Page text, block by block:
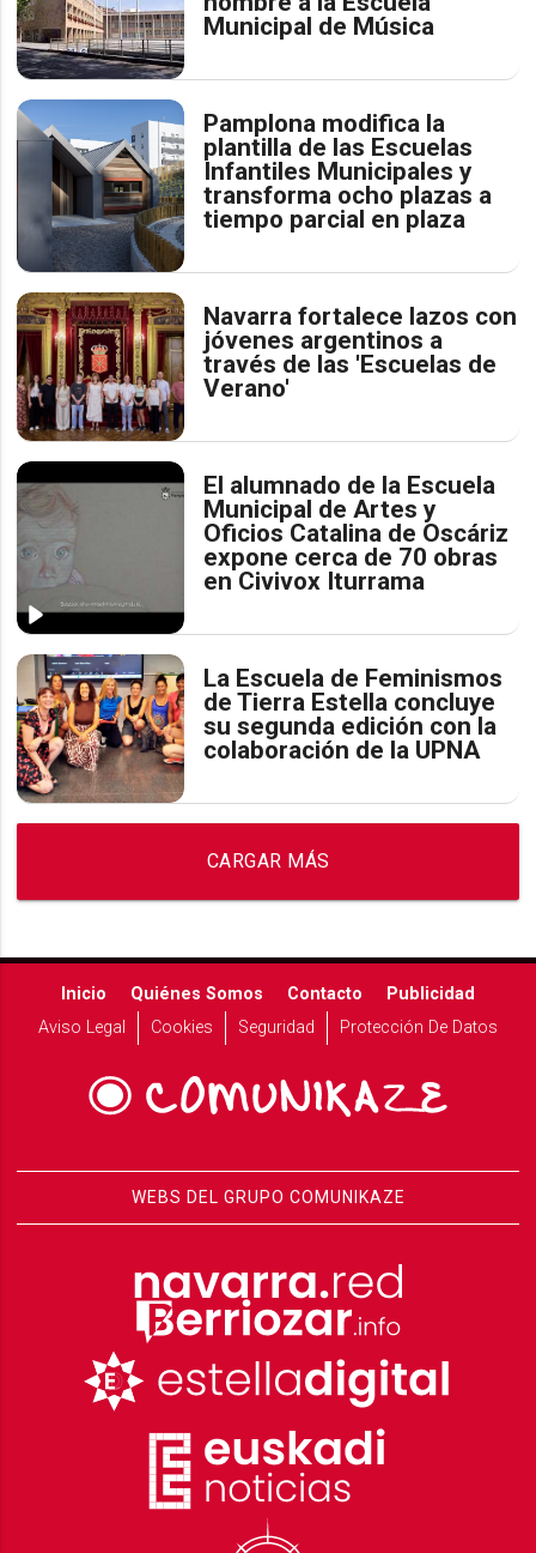
Municipal de Música
Pamplona modifica la
plantilla de las Escuelas
Infantiles Municipales y
transforma ocho plazas a
tiempo parcial en plaza
Navarra fortalece lazos con
jóvenes argentinos a
través de las 'Escuelas de
Verano'
El alumnado de la Escuela
Municipal de Artes y
Oficios Catalina de Oscáriz
expone cerca de 70 obras
en Civivox Iturrama
La Escuela de Feminismos
de Tierra Estella concluye
su segunda edición con la
colaboración de la UPNA
CARGAR MÁS
Inicio Quiénes Somos Contacto
Publicidad
Aviso Legal
Cookies Seguridad Protección De Datos
WEBS DEL GRUPO COMUNIKAZE